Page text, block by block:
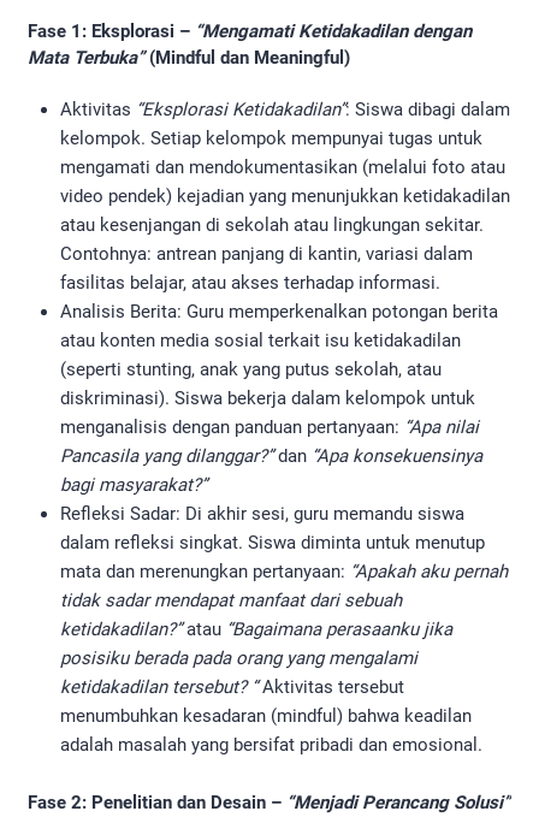
Fase 1: Eksplorasi – “Mengamati Ketidakadilan dengan
Mata Terbuka”(Mindful dan Meaningful)
Aktivitas “Eksplorasi Ketidakadilan”: Siswa dibagi dalam
kelompok. Setiap kelompok mempunyai tugas untuk
mengamati dan mendokumentasikan (melalui foto atau
video pendek) kejadian yang menunjukkan ketidakadilan
atau kesenjangan di sekolah atau lingkungan sekitar.
Contohnya: antrean panjang di kantin, variasi dalam
fasilitas belajar, atau akses terhadap informasi.
Analisis Berita: Guru memperkenalkan potongan berita
atau konten media sosial terkait isu ketidakadilan
(seperti stunting, anak yang putus sekolah, atau
diskriminasi). Siswa bekerja dalam kelompok untuk
menganalisis dengan panduan pertanyaan: “Apa nilai
Pancasila yang dilanggar?”dan “Apa konsekuensinya
bagi masyarakat?”
Refleksi Sadar: Di akhir sesi, guru memandu siswa
dalam refleksi singkat. Siswa diminta untuk menutup
mata dan merenungkan pertanyaan: “Apakah aku pernah
tidak sadar mendapat manfaat dari sebuah
ketidakadilan?”atau “Bagaimana perasaanku jika
posisiku berada pada orang yang mengalami
ketidakadilan tersebut? “Aktivitas tersebut
menumbuhkan kesadaran (mindful) bahwa keadilan
adalah masalah yang bersifat pribadi dan emosional.
Fase 2: Penelitian dan Desain – “Menjadi Perancang Solusi”